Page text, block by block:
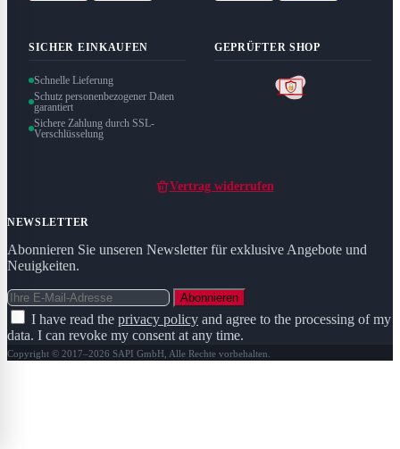
SICHER EINKAUFEN
Schnelle Lieferung
Schutz personenbezogener Daten
garantiert
Sichere Zahlung durch SSL-
Verschlüsselung
GEPRÜFTER SHOP
Vertrag widerrufen
NEWSLETTER
Abonnieren Sie unseren Newsletter für exklusive Angebote und
Neuigkeiten.
Abonnieren
I have read the privacy policy and agree to the processing of my
data. I can revoke my consent at any time.
Copyright © 2017–2026 SAPI GmbH, Alle Rechte vorbehalten.